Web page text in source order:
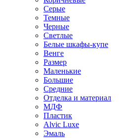
Серые
Темные
Черные
Светлые
Белые шкафы-купе
Венге
Размер
Маленькие
Большие
Средние
Отделка и материал
МДФ
Пластик
Alvic Luxe
Эмаль